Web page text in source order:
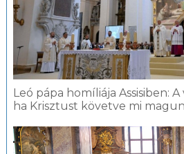
Leó pápa homíliája Assisiben:
ha Krisztust követve mi